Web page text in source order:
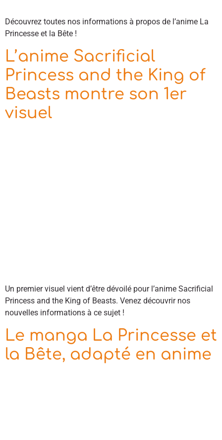
Découvrez toutes nos informations à propos de l’anime La
Princesse et la Bête !
L’anime Sacrificial
Princess and the King of
Beasts montre son 1er
visuel
Un premier visuel vient d’être dévoilé pour l’anime Sacrificial
Princess and the King of Beasts. Venez découvrir nos
nouvelles informations à ce sujet !
Le manga La Princesse et
la Bête, adapté en anime